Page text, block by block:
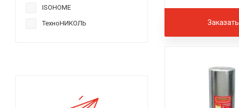
Заказать
ISOHOME
ТехноНИКОЛЬ